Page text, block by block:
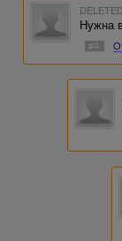
DELETED
Нужна
#4